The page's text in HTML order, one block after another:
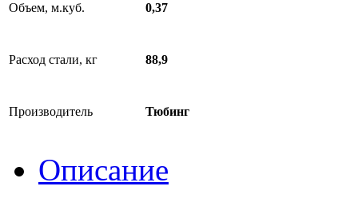
Объем, м.куб. 0,37
Расход стали, кг 88,9
Производитель Тюбинг
Описание